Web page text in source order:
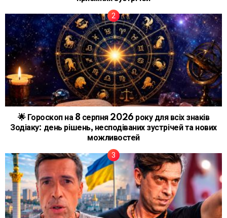
🌟 Гороскоп на 8 серпня 2026 року для всіх знаків
Зодіаку: день рішень, несподіваних зустрічей та нових
можливостей